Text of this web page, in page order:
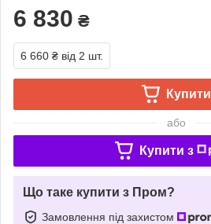
6 830 ₴
6 660 ₴ від 2 шт.
Купити
або
Купити з
Що таке купити з Пром?
Замовлення під захистом